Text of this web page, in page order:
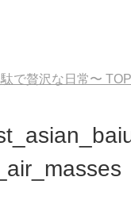
で贅沢な日常〜 TOP